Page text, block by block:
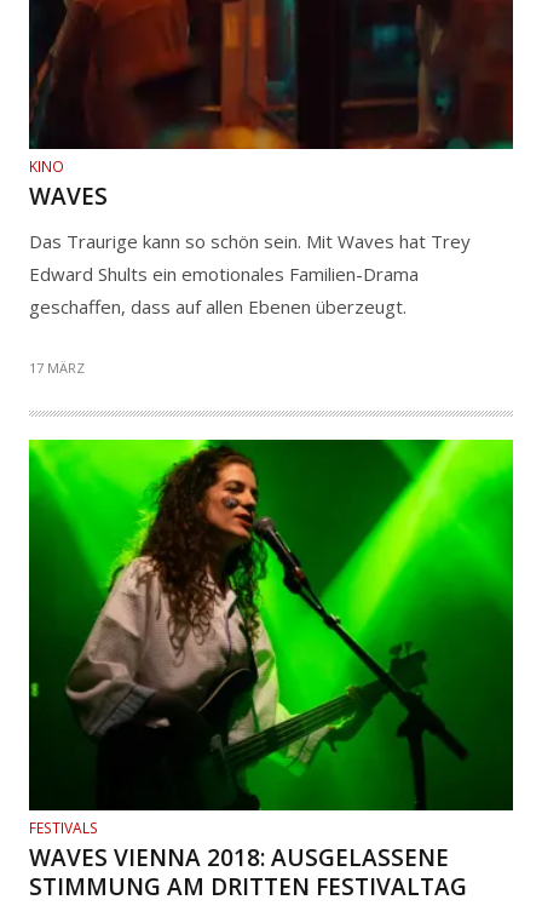
KINO
WAVES
Das Traurige kann so schön sein. Mit Waves hat Trey
Edward Shults ein emotionales Familien-Drama
geschaffen, dass auf allen Ebenen überzeugt.
17 MÄRZ
FESTIVALS
WAVES VIENNA 2018: AUSGELASSENE
STIMMUNG AM DRITTEN FESTIVALTAG